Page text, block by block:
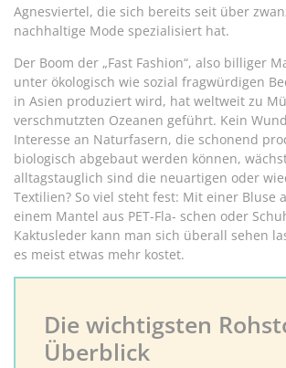
Agnesviertel, die sich bereits seit über
nachhaltige Mode spezialisiert hat.
Der Boom der „Fast Fashion“, also billiger
unter ökologisch wie sozial fragwürdigen
in Asien produziert wird, hat weltweit zu
verschmutzten Ozeanen geführt. Kein
Interesse an Naturfasern, die schonend
biologisch abgebaut werden können,
alltagstauglich sind die neuartigen oder
Textilien? So viel steht fest: Mit einer Bluse
einem Mantel aus PET-Fla- schen oder
Kaktusleder kann man sich überall sehen
es meist etwas mehr kostet.
Die wichtigsten
Überblick